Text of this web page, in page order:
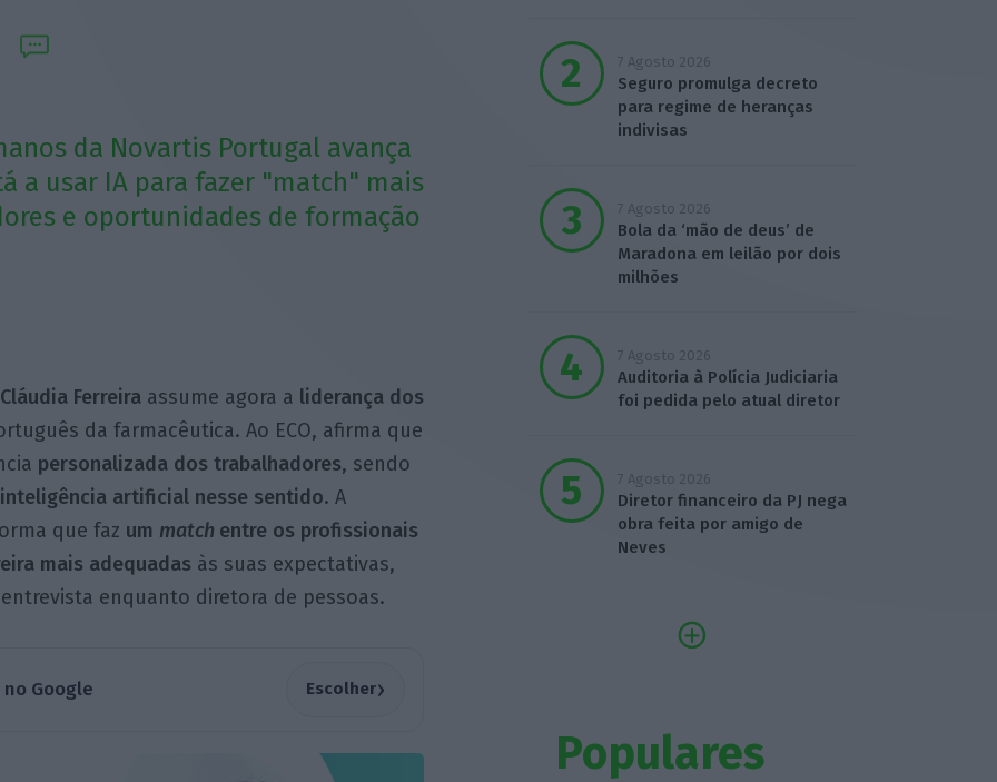
da Novartis Portugal avança
a usar IA para fazer "match" mais
e oportunidades de formação
Cláudia Ferreiraassume agora a liderança dos
da farmacêutica. Ao ECO, afirma que
personalizada dos trabalhadores, sendo
inteligência artificial nesse sentido. A
que faz um match entre os profissionais
mais adequadas às suas expectativas,
enquanto diretora de pessoas.
Google Escolher›
7 Agosto 2026
Seguro promulga decreto
para regime de heranças
indivisas
7 Agosto 2026
Bola da ‘mão de deus’ de
Maradona em leilão por dois
milhões
7 Agosto 2026
Auditoria à Polícia Judiciaria
foi pedida pelo atual diretor
7 Agosto 2026
Diretor financeiro da PJ nega
obra feita por amigo de
Neves
Populares